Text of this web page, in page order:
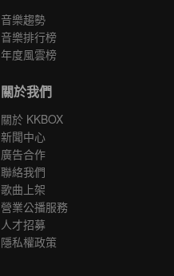
音樂趨勢
音樂排行榜
年度風雲榜
關於我們
關於 KKBOX
新聞中心
廣告合作
聯絡我們
歌曲上架
營業公播服務
人才招募
隱私權政策